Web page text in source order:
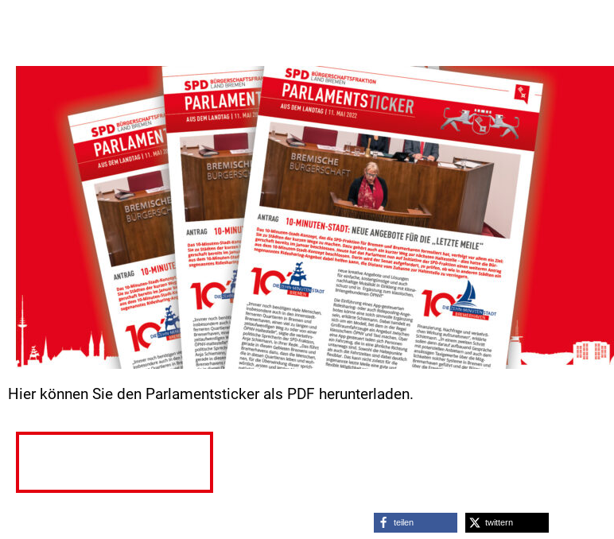
Hier können Sie den Parlamentsticker als PDF herunterladen.
teilen twittern